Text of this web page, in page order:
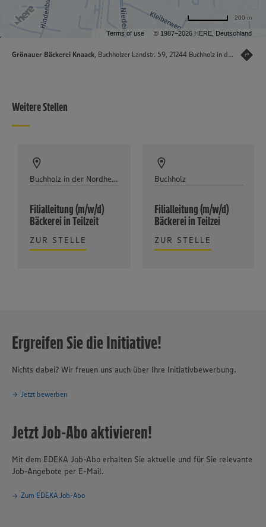
Terms of use © 1987–2026 HERE, Deutschland
200 m
Grönauer Bäckerei Knaack, Buchholzer Landstr. 59, 21244 Buchholz in der Nordheide
Weitere Stellen
Buchholz in der Nordheide
Filialleitung (m/w/d)
Bäckerei in Teilzeit
ZUR STELLE
Buchholz
Filialleitung (m/w/d)
Bäckerei in Teilzei
ZUR STELLE
Ergreifen Sie die Initiative!
Nichts dabei? Wir freuen uns auch über Ihre Initiativbewerbung.
Jetzt bewerben
Jetzt Job-Abo aktivieren!
Mit dem EDEKA Job-Abo erhalten Sie aktuelle und für Sie relevante
Job-Angebote per E-Mail.
Zum EDEKA Job-Abo